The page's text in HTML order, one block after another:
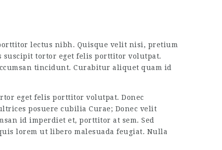
lectus nibh. Quisque velit nisi, pretium
tortor eget felis porttitor volutpat.
tincidunt. Curabitur aliquet quam id
eget felis porttitor volutpat. Donec
posuere cubilia Curae; Donec velit
id imperdiet et, porttitor at sem. Sed
lorem ut libero malesuada feugiat. Nulla